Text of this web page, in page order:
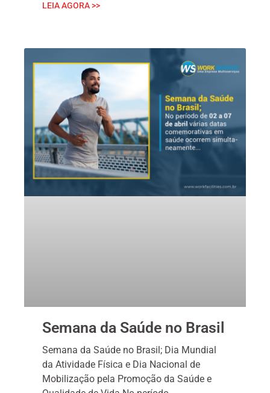
LEIA AGORA >>
Semana da Saúde no Brasil
Semana da Saúde no Brasil; Dia Mundial
da Atividade Física e Dia Nacional de
Mobilização pela Promoção da Saúde e